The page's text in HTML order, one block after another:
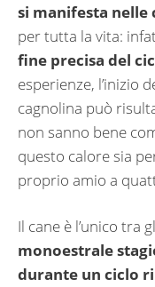
si manifesta nelle
per tutta la vita:
fine precisa del
esperienze, l’inizio
cagnolina può
non sanno bene
questo calore sia
proprio amio a
Il cane è l’unico tra
monoestrale
durante un ciclo